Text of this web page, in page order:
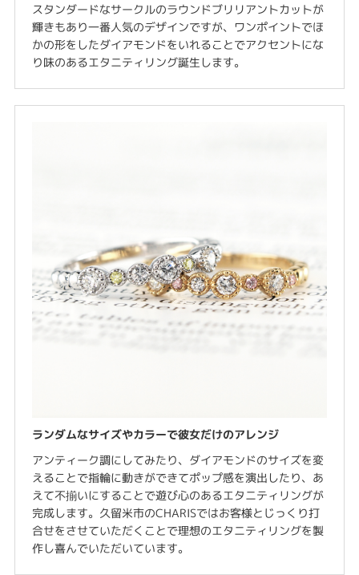
スタンダードなサークルのラウンドブリリアントカットが
輝きもあり一番人気のデザインですが、ワンポイントでほ
かの形をしたダイアモンドをいれることでアクセントにな
り味のあるエタニティリング誕生します。
ランダムなサイズやカラーで彼女だけのアレンジ
アンティーク調にしてみたり、ダイアモンドのサイズを変
えることで指輪に動きができてポップ感を演出したり、あ
えて不揃いにすることで遊び心のあるエタニティリングが
完成します。久留米市のCHARISではお客様とじっくり打
合せをさせていただくことで理想のエタニティリングを製
作し喜んでいただいています。